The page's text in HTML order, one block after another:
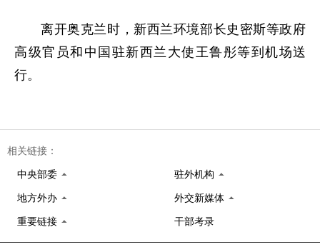
离开奥克兰时，新西兰环境部长史密斯等政府
高级官员和中国驻新西兰大使王鲁彤等到机场送
行。
相关链接：
中央部委 驻外机构
地方外办 外交新媒体
重要链接 干部考录